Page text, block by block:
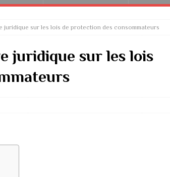
juridique sur les lois de protection des consommateurs
juridique sur les lois